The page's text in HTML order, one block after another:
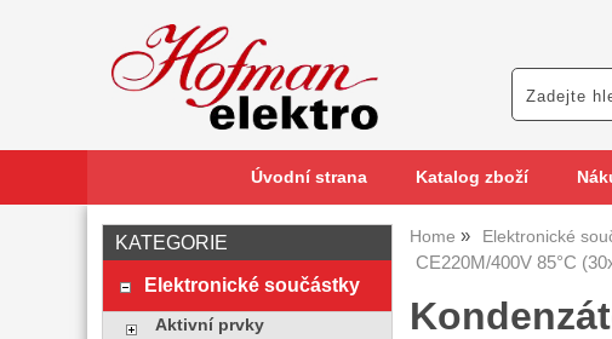
Úvodní strana Katalog zboží
Home Elektronické
CE220M/400V 85°C
KATEGORIE
Elektronické součástky
Aktivní prvky